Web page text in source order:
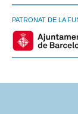
PATRONAT DE LA